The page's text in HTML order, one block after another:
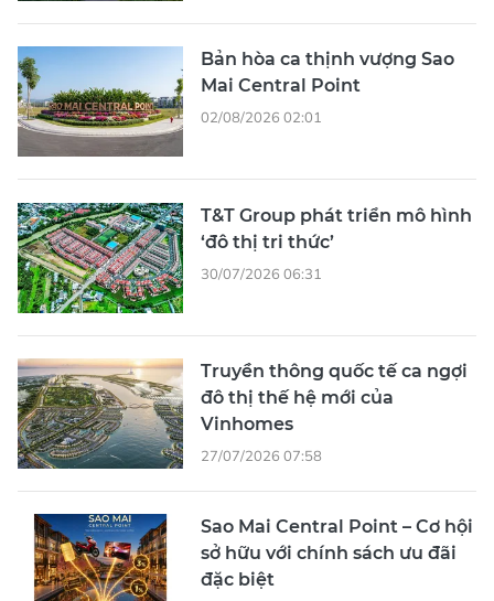
Bản hòa ca thịnh vượng Sao
Mai Central Point
02/08/2026 02:01
T&T Group phát triển mô hình
‘đô thị tri thức’
30/07/2026 06:31
Truyền thông quốc tế ca ngợi
đô thị thế hệ mới của
Vinhomes
27/07/2026 07:58
Sao Mai Central Point – Cơ hội
sở hữu với chính sách ưu đãi
đặc biệt